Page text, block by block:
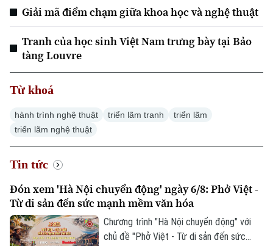
Chuyên mục
Thời sự
Chính trị
Xã hội
An ninh trật tự
Hà Nội
Người Hà Nội
Khoảnh khắc Hà Nội
Quân sự
Kinh tế
Giải mã điểm chạm giữa khoa học và nghệ thuật
Tranh của học sinh Việt Nam trưng bày tại Bảo
tàng Louvre
Từ khoá
hành trình nghệ thuật triển lãm tranh
triển lãm
triển lãm nghệ thuật
Tin tức
Đón xem 'Hà Nội chuyển động' ngày 6/8: Phở Việt -
Từ di sản đến sức mạnh mềm văn hóa
Chương trình "Hà Nội chuyển động" với
chủ đề "Phở Việt - Từ di sản đến sức